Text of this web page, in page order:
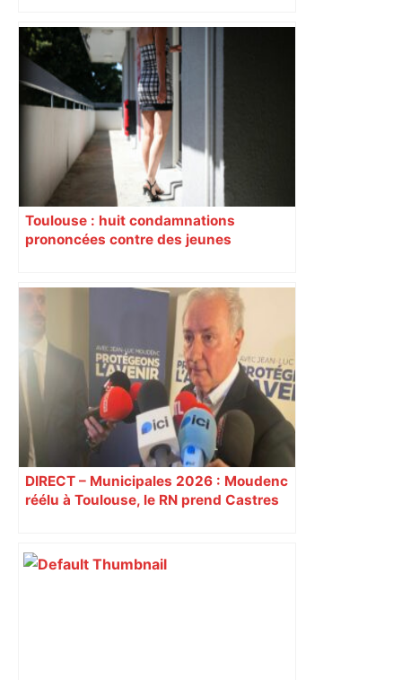
"C’est l’une des plus fortes
fréquentations du circuit" : Toulouse
est-elle la capitale du poker amateur –
ladepeche.fr
Toulouse : huit condamnations
prononcées contre des jeunes
DIRECT – Municipales 2026 : Moudenc
réélu à Toulouse, le RN prend Castres